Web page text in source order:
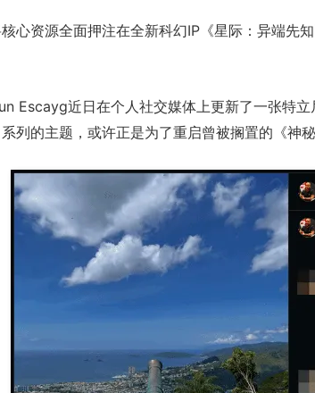
心资源全面押注在全新科幻IP《星际：异端
Escayg近日在个人社交媒体上更新了一张特
列的主题，或许正是为了重启曾被搁置的《神秘